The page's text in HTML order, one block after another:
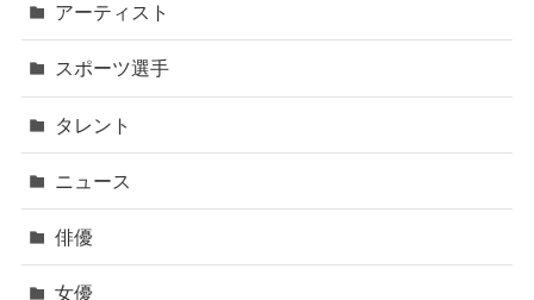
アーティスト
スポーツ選手
タレント
ニュース
俳優
女優